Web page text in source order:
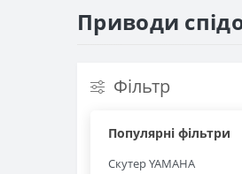
Приводи
Фільтр
Популярні фільтри
Скутер YAMAHA